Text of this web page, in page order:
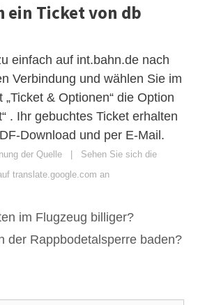
ein Ticket von db
einfach auf int.bahn.de nach
Verbindung und wählen Sie im
& Optionen“ die Option
. Ihr gebuchtes Ticket erhalten
Download und per E-Mail.
der Quelle | Sehen Sie sich die
translate.google.com an
im Flugzeug billiger?
der Rappbodetalsperre baden?